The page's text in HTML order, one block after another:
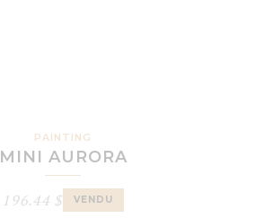
PAINTING
MINI AURORA
196.44 $ VENDU